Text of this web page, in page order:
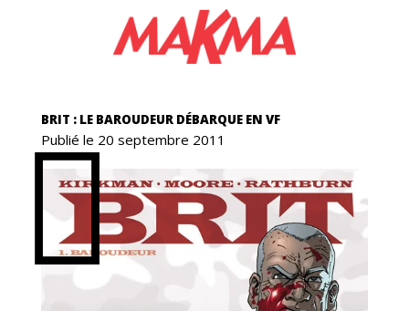
BRIT : LE BAROUDEUR DÉBARQUE EN VF
Publié le 20 septembre 2011